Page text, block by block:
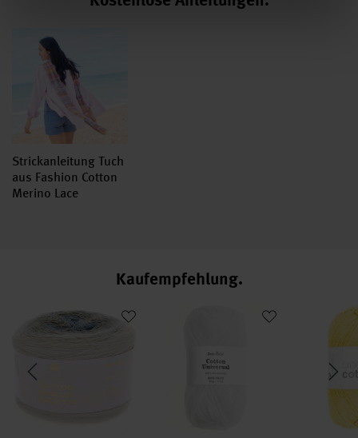
Strickanleitung Tuch
aus Fashion Cotton
Merino Lace
Kaufempfehlung
Creative Cotton Dégradé Lucky 8 Creative